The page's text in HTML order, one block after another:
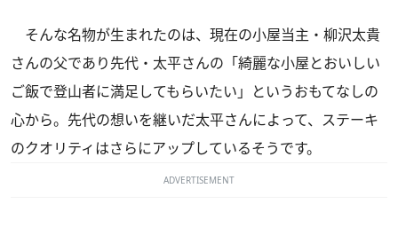
そんな名物が生まれたのは、現在の小屋当主・柳沢太貴
さんの父であり先代・太平さんの「綺麗な小屋とおいしい
ご飯で登山者に満足してもらいたい」というおもてなしの
心から。先代の想いを継いだ太平さんによって、ステーキ
のクオリティはさらにアップしているそうです。
ADVERTISEMENT